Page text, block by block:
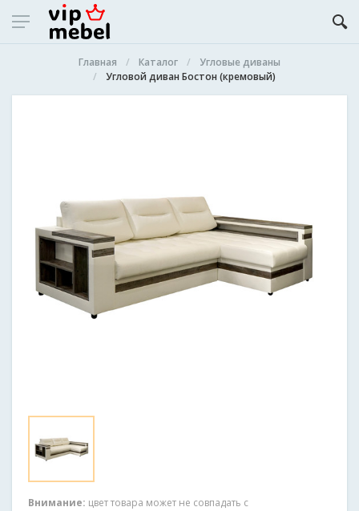
Главная Каталог
Угловые диваны
Угловой диван Бостон (кремовый)
Внимание: цвет товара может не совпадать с